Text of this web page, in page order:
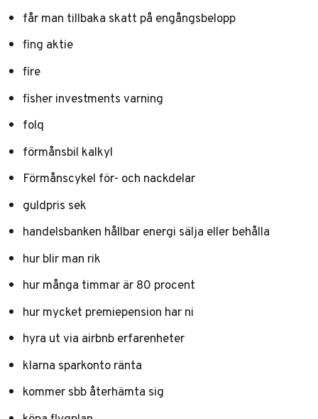
får man tillbaka skatt på engångsbelopp
fing aktie
fire
fisher investments varning
folq
förmånsbil kalkyl
Förmånscykel för- och nackdelar
guldpris sek
handelsbanken hållbar energi sälja eller behålla
hur blir man rik
hur många timmar är 80 procent
hur mycket premiepension har ni
hyra ut via airbnb erfarenheter
klarna sparkonto ränta
kommer sbb återhämta sig